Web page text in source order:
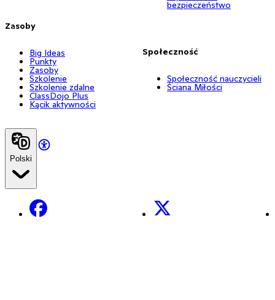
Zasoby
Big Ideas
Punkty
Zasoby
Szkolenie
Szkolenie zdalne
ClassDojo Plus
Kącik aktywności
bezpieczeństwo
Społeczność
Społeczność nauczycieli
Ściana Miłości
Polski
Facebook X